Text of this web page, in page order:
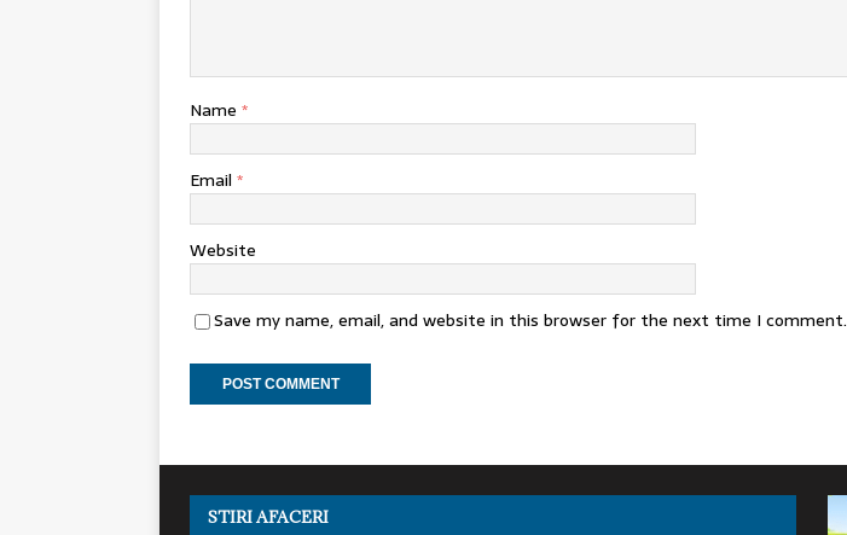
Name *
Email *
Website
Save my name, email, and website in this browser for the next time I comment.
STIRI AFACERI